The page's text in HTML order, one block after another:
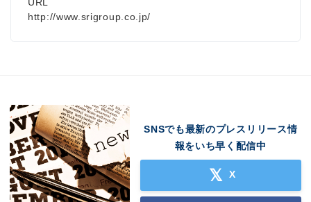
URL
http://www.srigroup.co.jp/
SNSでも最新のプレスリリース情
報をいち早く配信中
X